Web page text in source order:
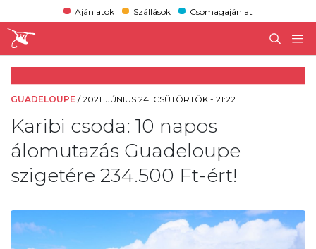
Ajánlatok Szállások Csomagajánlat
GUADELOUPE /2021. JÚNIUS 24. CSÜTÖRTÖK - 21:22
Karibi csoda: 10 napos
álomutazás Guadeloupe
szigetére 234.500 Ft-ért!